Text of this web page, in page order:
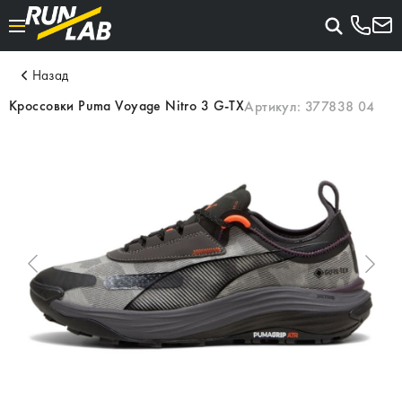
Назад
Кроссовки Puma Voyage Nitro 3 G-TXАртикул: 377838 04